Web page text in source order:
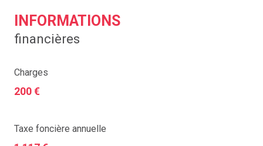
INFORMATIONS
financières
Charges
200 €
Taxe foncière annuelle